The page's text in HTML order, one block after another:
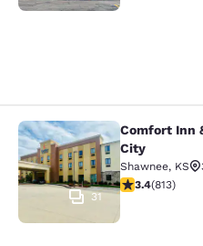
Comfort Inn &
31
Comfort Inn
City
Shawnee, KS
3.37 étoiles.
3.4(813)